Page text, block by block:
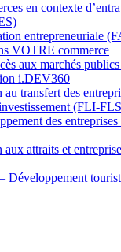
en contexte
entrepreneuriale
VOTRE commerce
aux marchés
i.DEV360
au transfert des
(FLI-
des
aux attraits et
Développement